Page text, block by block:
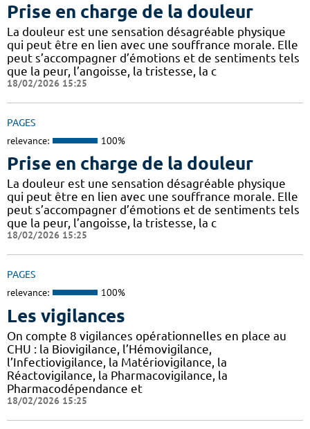
Prise en charge de la douleur
La douleur est une sensation désagréable physique
qui peut être en lien avec une souffrance morale. Elle
peut s’accompagner d’émotions et de sentiments tels
que la peur, l’angoisse, la tristesse, la c
18/02/2026 15:25
PAGES
relevance: 100%
Prise en charge de la douleur
La douleur est une sensation désagréable physique
qui peut être en lien avec une souffrance morale. Elle
peut s’accompagner d’émotions et de sentiments tels
que la peur, l’angoisse, la tristesse, la c
18/02/2026 15:25
PAGES
relevance: 100%
Les vigilances
On compte 8 vigilances opérationnelles en place au
CHU : la Biovigilance, l’Hémovigilance,
l’Infectiovigilance, la Matériovigilance, la
Réactovigilance, la Pharmacovigilance, la
Pharmacodépendance et
18/02/2026 15:25